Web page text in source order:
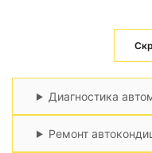
Диагностика
Ремонт